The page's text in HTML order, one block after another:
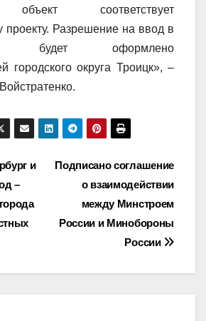
объект соответствует
проекту. Разрешение на ввод в
будет оформлено
городского округа Троицк», –
Подписано соглашение
о взаимодействии
между Минстроем
России и Минобороны
России
и
–